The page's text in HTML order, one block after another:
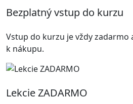
Bezplatný vstup do kurzu
Vstup do kurzu je vždy zadarmo
k nákupu.
Lekcie ZADARMO